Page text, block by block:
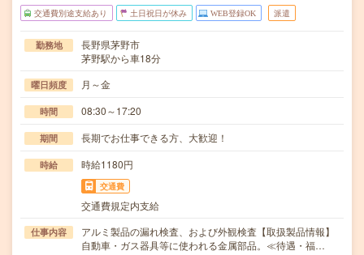
交通費別途支給あり 土日祝日が休み WEB登録OK 派遣
勤務地
長野県茅野市
茅野駅から車18分
曜日頻度 月～金
時間 08:30～17:20
期間 長期でお仕事できる方、大歓迎！
時給 時給1180円
交通費
交通費規定内支給
仕事内容
アルミ製品の漏れ検査、および外観検査【取扱製品情報】
自動車・ガス器具等に使われる金属部品。≪待遇・福…